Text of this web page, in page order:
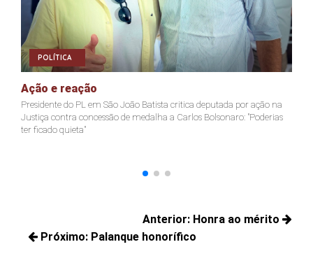
POLÍTICA
Ação e reação
Presidente do PL em São João Batista critica deputada por ação na
Justiça contra concessão de medalha a Carlos Bolsonaro: "Poderias
ter ficado quieta"
de
Anterior:
Posts
Honra ao mérito
Próximo: Palanque honorífico